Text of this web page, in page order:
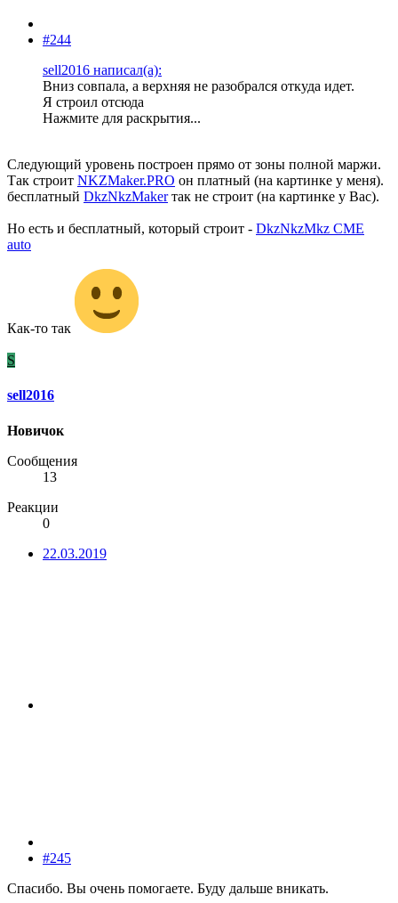
#244
sell2016 написал(а):
Вниз совпала, а верхняя не разобрался откуда идет.
Я строил отсюда
Нажмите для раскрытия...
Следующий уровень построен прямо от зоны полной маржи.
Так строит NKZMaker.PRO он платный (на картинке у меня).
бесплатный DkzNkzMakerтак не строит (на картинке у Вас).
Но есть и бесплатный, который строит - DkzNkzMkz CME
auto
Как-то так
S
sell2016
Новичок
Сообщения
13
Реакции
0
22.03.2019
#245
Спасибо. Вы очень помогаете. Буду дальше вникать.